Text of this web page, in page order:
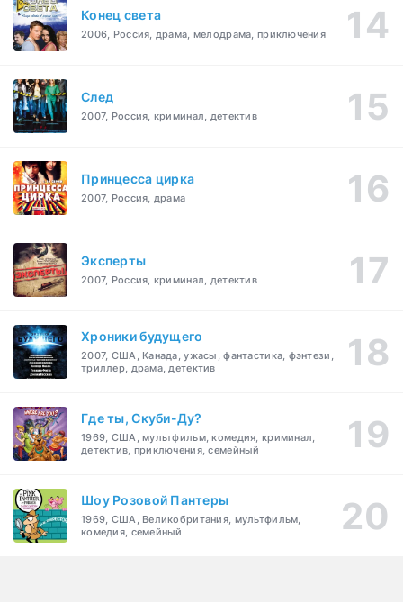
Конец света
2006, Россия, драма, мелодрама, приключения
След
2007, Россия, криминал, детектив
Принцесса цирка
2007, Россия, драма
Эксперты
2007, Россия, криминал, детектив
Хроники будущего
2007, США, Канада, ужасы, фантастика, фэнтези,
триллер, драма, детектив
Где ты, Скуби-Ду?
1969, США, мультфильм, комедия, криминал,
детектив, приключения, семейный
Шоу Розовой Пантеры
1969, США, Великобритания, мультфильм,
комедия, семейный